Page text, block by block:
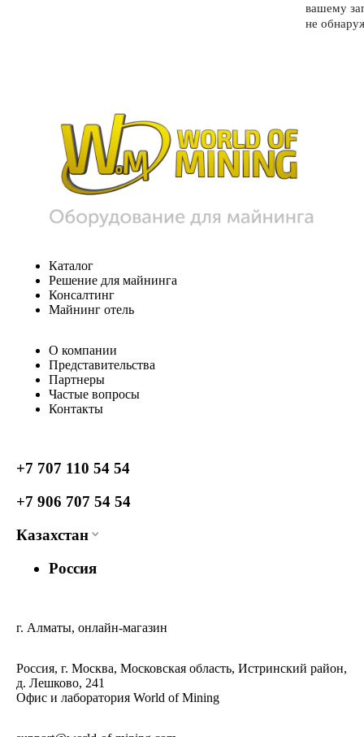
вашему
не
Каталог
Решение для майнинга
Консалтинг
Майнинг отель
О компании
Представительства
Партнеры
Частые вопросы
Контакты
+7 707 110 54 54
+7 906 707 54 54
Казахстан
Россия
г. Алматы, онлайн-магазин
Россия, г. Москва, Московская область, Истринский район,
д. Лешково, 241
Офис и лаборатория World of Mining